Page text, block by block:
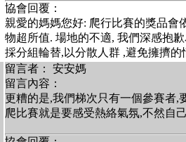
協會回覆：
親愛的媽媽您好: 爬行比賽的獎品會
物超所值. 場地的不適, 我們深感抱
採分組輪替,以分散人群 ,避免擁擠的
留言者： 安安媽
留言內容：
更糟的是,我們梯次只有一個參賽者,
爬比賽就是要感受熱絡氣氛,不然自